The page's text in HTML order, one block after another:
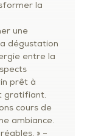
la
une
dégustation
entre la
prêt à
gratifiant.
cours de
ambiance.
» –